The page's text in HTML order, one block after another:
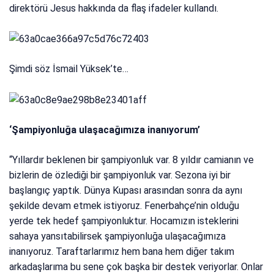
direktörü Jesus hakkında da flaş ifadeler kullandı.
Şimdi söz İsmail Yüksek’te…
‘Şampiyonluğa ulaşacağımıza inanıyorum’
“Yıllardır beklenen bir şampiyonluk var. 8 yıldır camianın ve
bizlerin de özlediği bir şampiyonluk var. Sezona iyi bir
başlangıç yaptık. Dünya Kupası arasından sonra da aynı
şekilde devam etmek istiyoruz. Fenerbahçe’nin olduğu
yerde tek hedef şampiyonluktur. Hocamızın isteklerini
sahaya yansıtabilirsek şampiyonluğa ulaşacağımıza
inanıyoruz. Taraftarlarımız hem bana hem diğer takım
arkadaşlarıma bu sene çok başka bir destek veriyorlar. Onlar